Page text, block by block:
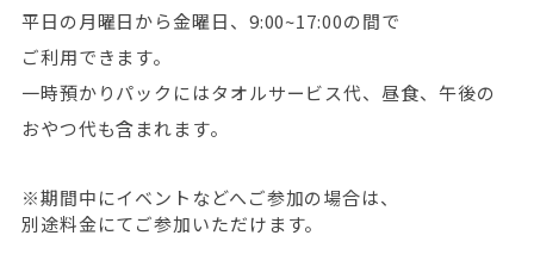
平日の月曜日から金曜日、9:00~17:00の間で
ご利用でき ます。
一時預かりパックにはタオルサービス代、昼食、 午後の
おやつ代も含まれます。
※期間中にイベントなどへご参加の場合は、
別途料金にてご参加いただけます。